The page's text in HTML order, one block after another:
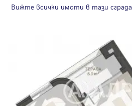
Вижте всички имоти в тази сграда